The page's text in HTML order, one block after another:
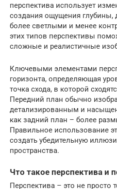
перспектива использует
создания ощущения глубины,
более светлыми и менее
этих типов перспективы
сложные и реалистичные
Ключевыми элементами
горизонта, определяющая
точка схода, в которой
Передний план обычно
детализированным и
как задний план – более
Правильное использование
создать убедительную
пространства.
Что такое перспектива и
Перспектива – это не просто